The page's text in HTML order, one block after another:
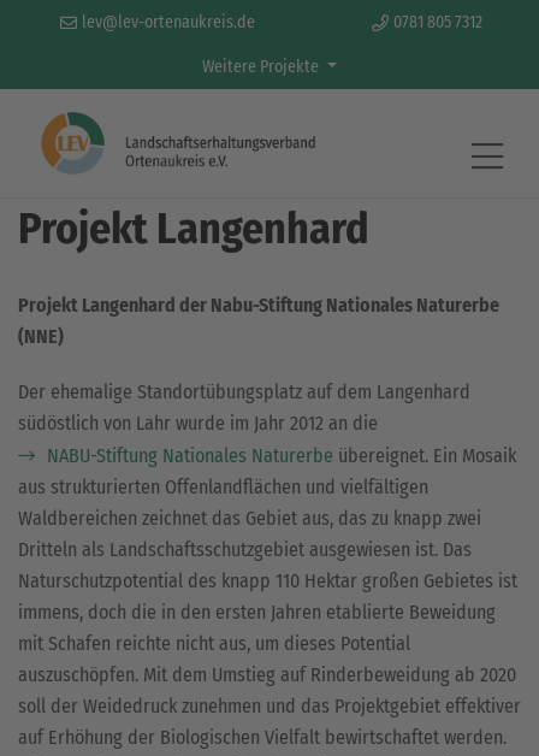
lev@lev-ortenaukreis.de 0781 805 7312
Weitere Projekte
Aktivitäten & Projekte
Projekt Langenhard
Projekt Langenhard der Nabu-Stiftung Nationales Naturerbe
(NNE)
Der ehemalige Standortübungsplatz auf dem Langenhard
südöstlich von Lahr wurde im Jahr 2012 an die
NABU-Stiftung Nationales Naturerbe übereignet. Ein Mosaik
aus strukturierten Offenlandflächen und vielfältigen
Waldbereichen zeichnet das Gebiet aus, das zu knapp zwei
Dritteln als Landschaftsschutzgebiet ausgewiesen ist. Das
Naturschutzpotential des knapp 110 Hektar großen Gebietes ist
immens, doch die in den ersten Jahren etablierte Beweidung
mit Schafen reichte nicht aus, um dieses Potential
auszuschöpfen. Mit dem Umstieg auf Rinderbeweidung ab 2020
soll der Weidedruck zunehmen und das Projektgebiet effektiver
auf Erhöhung der Biologischen Vielfalt bewirtschaftet werden.